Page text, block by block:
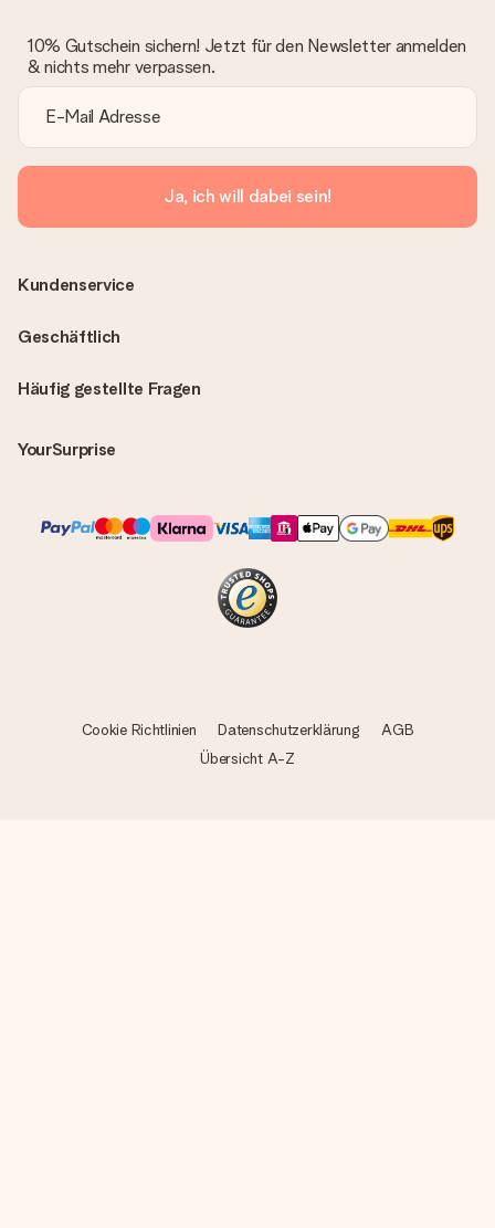
10% Gutschein sichern! Jetzt für den Newsletter anmelden
& nichts mehr verpassen.
Ja, ich will dabei sein!
Häufig gestellte Fragen
YourSurprise
Kundenservice
Geschäftlich
Cookie Richtlinien Datenschutzerklärung
AGB
Übersicht A-Z